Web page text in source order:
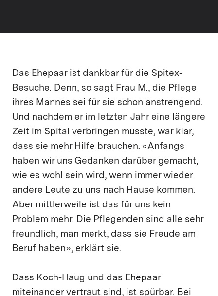
Das Ehepaar ist dankbar für die Spitex-
Besuche. Denn, so sagt Frau M., die Pflege
ihres Mannes sei für sie schon anstrengend.
Und nachdem er im letzten Jahr eine längere
Zeit im Spital verbringen musste, war klar,
dass sie mehr Hilfe brauchen. «Anfangs
haben wir uns Gedanken darüber gemacht,
wie es wohl sein wird, wenn immer wieder
andere Leute zu uns nach Hause kommen.
Aber mittlerweile ist das für uns kein
Problem mehr. Die Pflegenden sind alle sehr
freundlich, man merkt, dass sie Freude am
Beruf haben», erklärt sie.
Dass Koch-Haug und das Ehepaar
miteinander vertraut sind, ist spürbar. Bei